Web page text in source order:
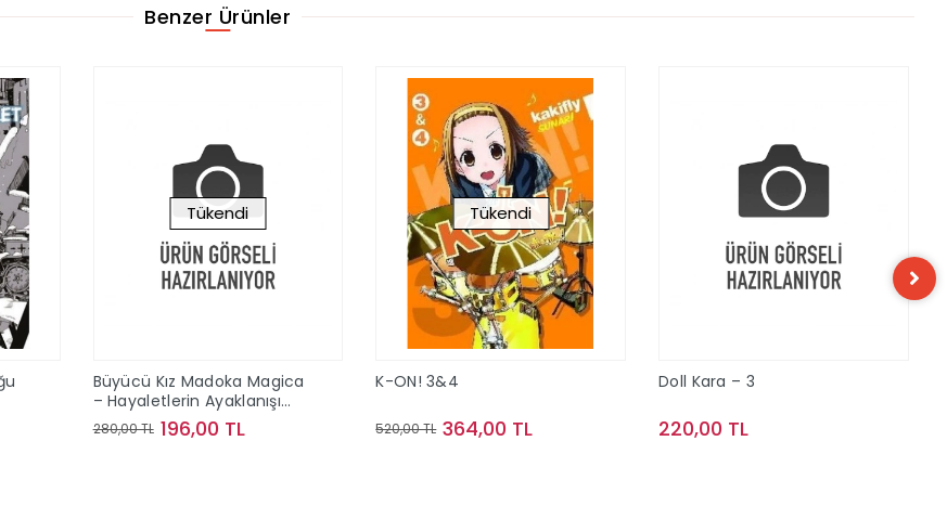
Benzer Ürünler
Tükendi
Büyücü Kız Madoka Magica
– Hayaletlerin Ayaklanışı
Cilt 1
280,00 TL 196,00 TL
Tükendi
K-ON! 3&4
520,00 TL 364,00 TL
Doll Kara – 3
220,00 TL